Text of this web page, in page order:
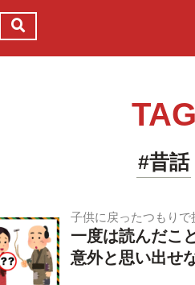
TAG
#昔話
子供に戻ったつもりで
一度は読んだこ
意外と思い出せ